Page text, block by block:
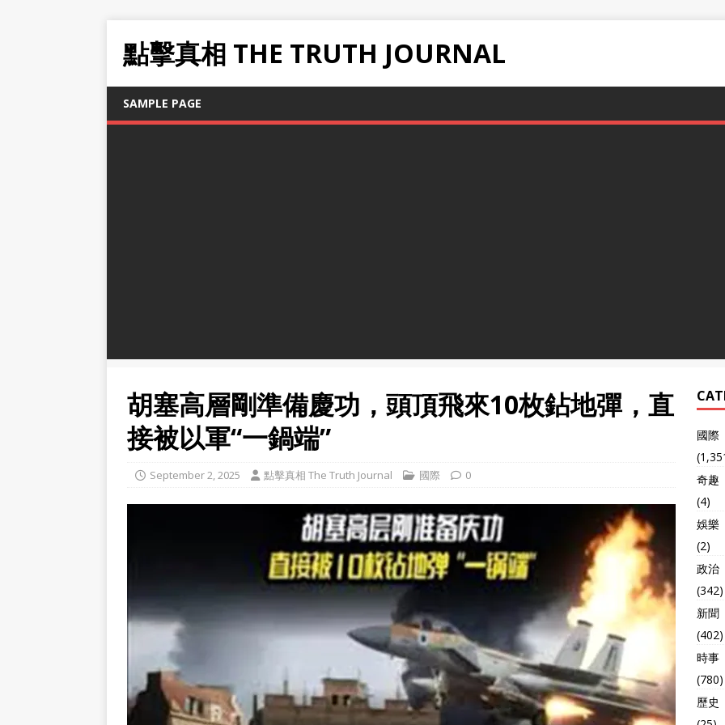
點擊真相 THE TRUTH JOURNAL
SAMPLE PAGE
胡塞高層剛準備慶功，頭頂飛來10枚鉆地彈，直
接被以軍“一鍋端”
September 2, 2025 點擊真相 The Truth Journal 國際 0
國際
奇趣
(4)
娛樂
(2)
政治
(342)
新聞
(402)
時事
(780)
歷史